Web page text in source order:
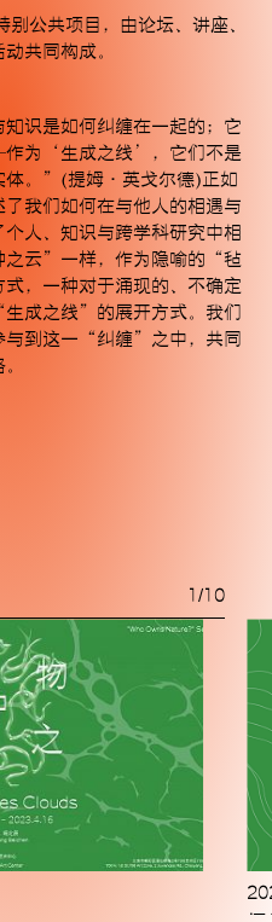
公共项目，由论坛、讲座、
共同构成。
识是如何纠缠在一起的；它
为‘生成之线’，它们不是
体。”(提姆·英戈尔德)正如
我们如何在与他人的相遇与
人、知识与跨学科研究中相
之云”一样，作为隐喻的“毡
，一种对于涌现的、不确定
成之线”的展开方式。我们
与到这一“纠缠”之中，共同
1/10
订阅
术中心旨在通过具有前瞻
越学科边界的交流和立足
到研究、从泛表演性实践
力于突破既有认知框架，
型态机构坐标，以艺术回